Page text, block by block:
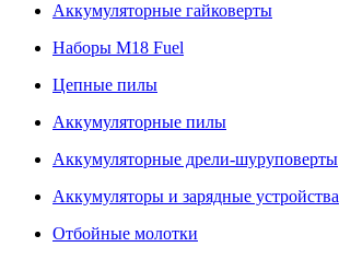
Аккумуляторные гайковерты
Наборы M18 Fuel
Цепные пилы
Аккумуляторные пилы
Аккумуляторные дрели-шуруповерты
Аккумуляторы и зарядные устройства
Отбойные молотки